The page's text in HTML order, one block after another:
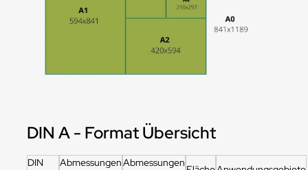
DIN A - Format Übersicht
DIN AbmessungenAbmessungen